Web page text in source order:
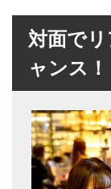
対面で
ャンス！